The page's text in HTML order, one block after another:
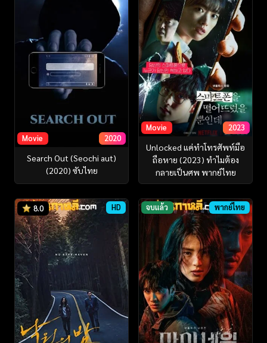
Movie 2020
Search Out (Seochi aut)
(2020) ซับไทย
Movie 2023
Unlocked แค่ทำโทรศัพท์มือ
ถือหาย (2023) ทำไมต้อง
กลายเป็นศพ พากย์ไทย
8.0 HD จบแล้ว พากย์ไทย